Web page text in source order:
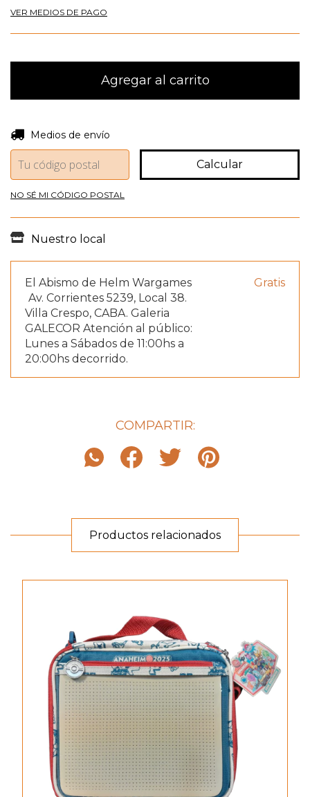
VER MEDIOS DE PAGO
Entregas para el CP:
Medios de envío
Calcular
NO SÉ MI CÓDIGO POSTAL
Nuestro local
El Abismo de Helm Wargames
Av. Corrientes 5239, Local 38.
Villa Crespo, CABA. Galeria
GALECOR Atención al público:
Lunes a Sábados de 11:00hs a
20:00hs decorrido.
Gratis
COMPARTIR:
Productos relacionados